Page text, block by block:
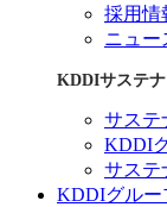
採用情
ニュー
KDDIサステ
サステ
KDDI
サステ
KDDIグルー